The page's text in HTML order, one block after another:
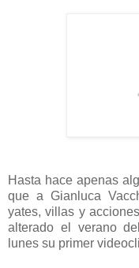
Hasta hace apenas
que a Gianluca
yates, villas y
alterado el verano
lunes su primer